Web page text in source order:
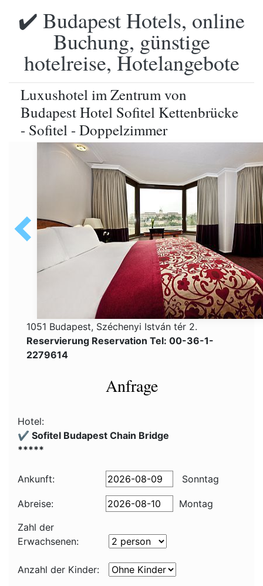
✔️ Budapest Hotels, online
Buchung, günstige
hotelreise, Hotelangebote
Luxushotel im Zentrum von
Budapest Hotel Sofitel Kettenbrücke
- Sofitel - Doppelzimmer
1051 Budapest, Széchenyi István tér 2.
Reservierung Reservation Tel: 00-36-1-
2279614
Anfrage
Hotel:
✔️ Sofitel Budapest Chain Bridge
*****
Ankunft: Sonntag
Abreise:
Montag
Zahl der
Erwachsenen:
Anzahl der Kinder: